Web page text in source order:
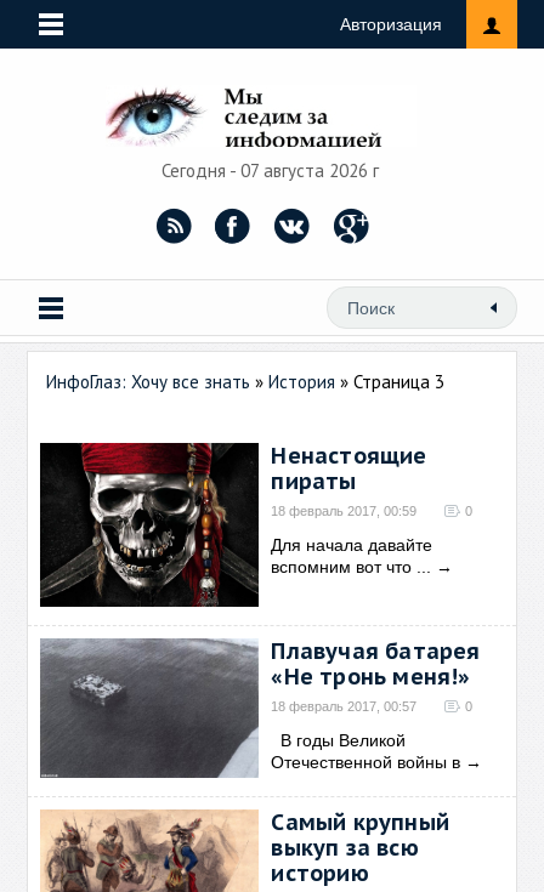
Авторизация
Сегодня - 07 августа 2026 г
ИнфоГлаз: Хочу все знать »История » Страница 3
Ненастоящие
пираты
18 февраль 2017, 00:59 0
Для начала давайте
вспомним вот что ...
→
Плавучая батарея
«Не тронь меня!»
18 февраль 2017, 00:57 0
В годы Великой
Отечественной войны в →
Самый крупный
выкуп за всю
историю